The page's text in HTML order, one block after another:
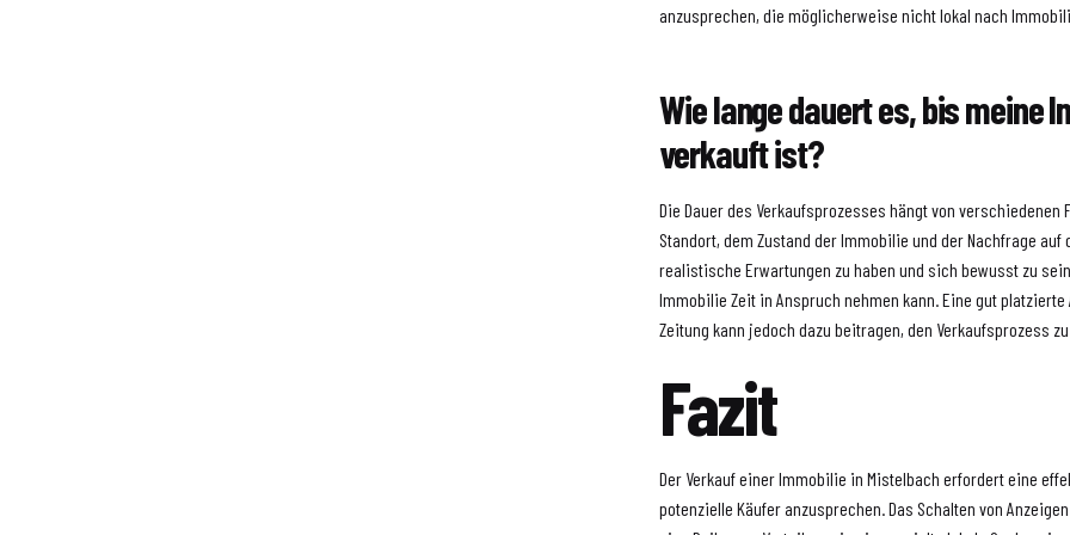
anzusprechen, die möglicherweise nicht lokal nach
Wie lange dauert es, bis meine
verkauft ist?
Die Dauer des Verkaufsprozesses hängt von verschiedenen
Standort, dem Zustand der Immobilie und der Nachfrage auf
realistische Erwartungen zu haben und sich bewusst zu
Immobilie Zeit in Anspruch nehmen kann. Eine gut platzierte
Zeitung kann jedoch dazu beitragen, den Verkaufsprozess zu
Fazit
Der Verkauf einer Immobilie in Mistelbach erfordert eine
potenzielle Käufer anzusprechen. Das Schalten von